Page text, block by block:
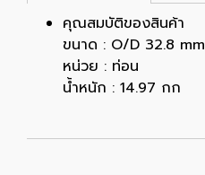
คุณสมบัติของสินค้า
ขนาด : O/D 32.8 mm
หน่วย : ท่อน
น้ำหนัก : 14.97 กก